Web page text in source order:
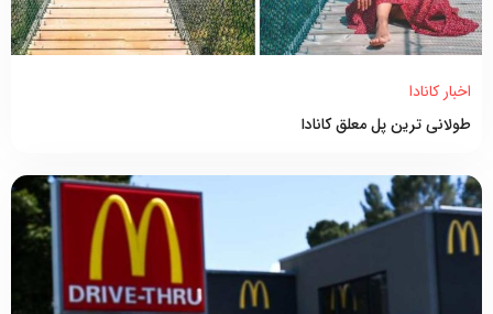
اخبار کانادا
طولانی ترین پل معلق کانادا